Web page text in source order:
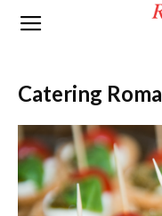
Roma
Amor
Catering Roma